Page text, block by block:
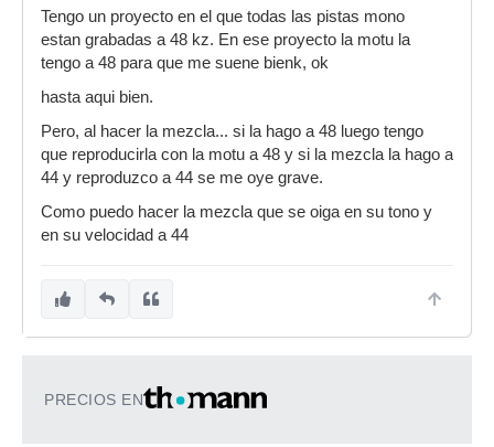
Tengo un proyecto en el que todas las pistas mono
estan grabadas a 48 kz. En ese proyecto la motu la
tengo a 48 para que me suene bienk, ok
hasta aqui bien.
Pero, al hacer la mezcla... si la hago a 48 luego tengo
que reproducirla con la motu a 48 y si la mezcla la hago a
44 y reproduzco a 44 se me oye grave.
Como puedo hacer la mezcla que se oiga en su tono y
en su velocidad a 44
PRECIOS EN